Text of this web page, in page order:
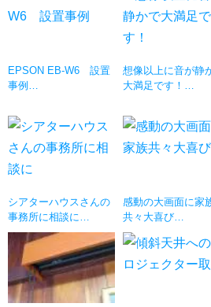
EPSON EB-W6 設置
事例…
想像以上に音が静
大満足です！…
シアターハウスさんの
事務所に相談に…
感動の大画面に家
共々大喜び…